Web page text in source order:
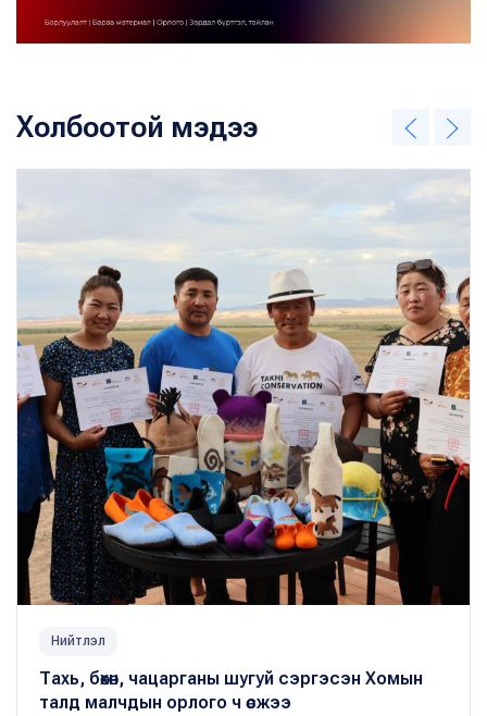
Холбоотой мэдээ
Нийтлэл
Тахь, бөхөн, чацарганы шугуй сэргэсэн Хомын
талд малчдын орлого ч өсжээ